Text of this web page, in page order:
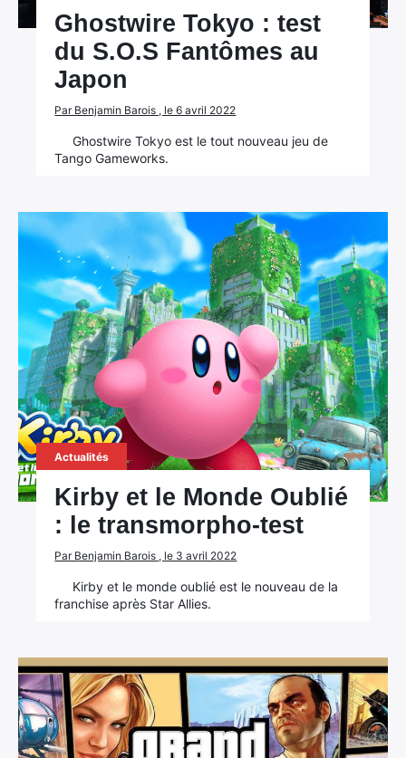
Ghostwire Tokyo : test
du S.O.S Fantômes au
Japon
Par Benjamin Barois , le 6 avril 2022
Ghostwire Tokyo est le tout nouveau jeu de
Tango Gameworks.
Actualités
Kirby et le Monde Oublié
: le transmorpho-test
Par Benjamin Barois , le 3 avril 2022
Kirby et le monde oublié est le nouveau de la
franchise après Star Allies.